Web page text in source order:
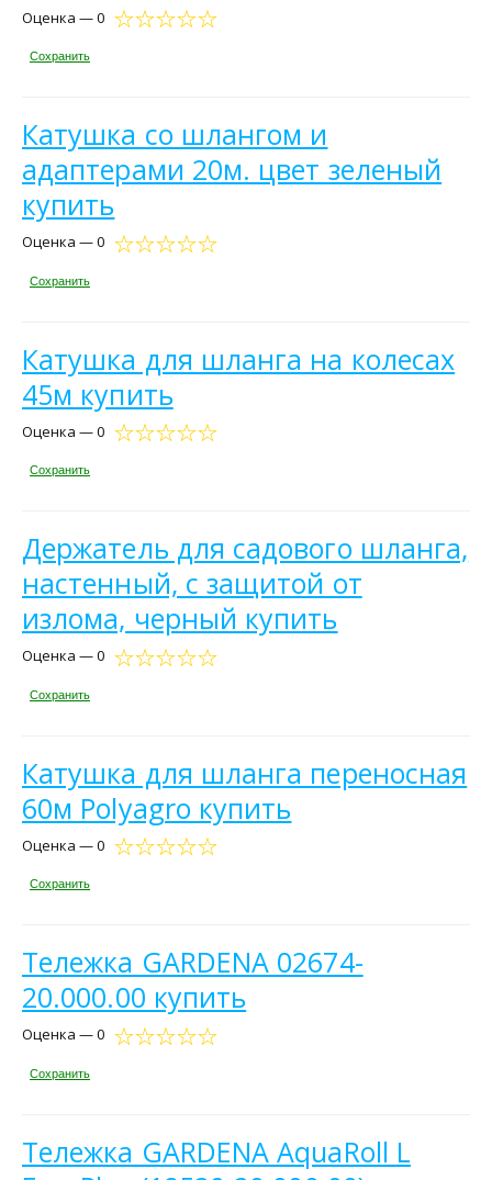
Оценка — 0
Сохранить
Катушка со шлангом и
адаптерами 20м. цвет зеленый
купить
Оценка — 0
Сохранить
Катушка для шланга на колесах
45м купить
Оценка — 0
Сохранить
Держатель для садового шланга,
настенный, с защитой от
излома, черный купить
Оценка — 0
Сохранить
Катушка для шланга переносная
60м Polyagro купить
Оценка — 0
Сохранить
Тележка GARDENA 02674-
20.000.00 купить
Оценка — 0
Сохранить
Тележка GARDENA AquaRoll L